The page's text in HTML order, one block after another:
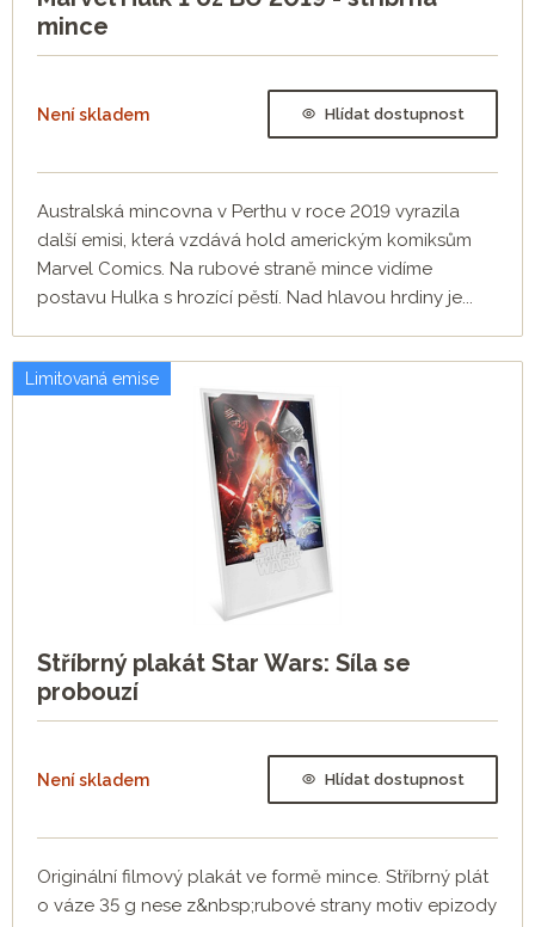
mince
Není skladem Hlídat dostupnost
Australská mincovna v Perthu v roce 2019 vyrazila
další emisi, která vzdává hold americkým komiksům
Marvel Comics. Na rubové straně mince vidíme
postavu Hulka s hrozící pěstí. Nad hlavou hrdiny je...
Limitovaná emise
Stříbrný plakát Star Wars: Síla se
probouzí
Není skladem Hlídat dostupnost
Originální filmový plakát ve formě mince. Stříbrný plát
o váze 35 g nese z&nbsp;rubové strany motiv epizody